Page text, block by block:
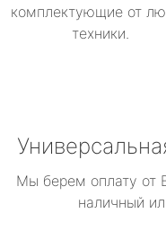
комплектующие от
техники.
Мы берем оплату от
наличный